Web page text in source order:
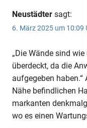
Neustädter sagt:
6. März 2025 um 10:09
„Die Wände sind
überdeckt, da die
aufgegeben haben.“
Nähe befindlichen
markanten
wo es einen